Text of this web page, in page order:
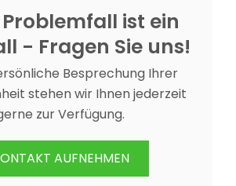
ist ein
- Fragen Sie uns!
Besprechung Ihrer
stehen wir Ihnen jederzeit
zur Verfügung.
AUFNEHMEN